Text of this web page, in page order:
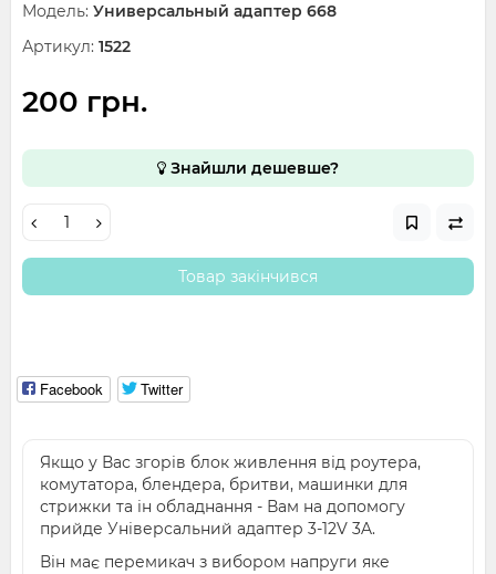
Модель: Универсальный адаптер 668
Артикул: 1522
200 грн.
Знайшли дешевше?
Товар закінчився
Facebook Twitter
Якщо у Вас згорів блок живлення від роутера,
комутатора, блендера, бритви, машинки для
стрижки та ін обладнання - Вам на допомогу
прийде Універсальний адаптер 3-12V 3A.
Він має перемикач з вибором напруги яке